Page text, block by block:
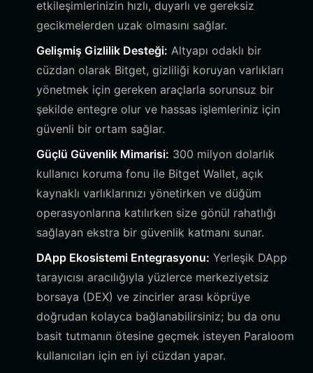
etkileşimlerinizin hızlı, duyarlı ve gereksiz
gecikmelerden uzak olmasını sağlar.
Gelişmiş Gizlilik Desteği: Altyapı odaklı bir
cüzdan olarak Bitget, gizliliği koruyan varlıkları
yönetmek için gereken araçlarla sorunsuz bir
şekilde entegre olur ve hassas işlemleriniz için
güvenli bir ortam sağlar.
Güçlü Güvenlik Mimarisi: 300 milyon dolarlık
kullanıcı koruma fonu ile Bitget Wallet, açık
kaynaklı varlıklarınızı yönetirken ve düğüm
operasyonlarına katılırken size gönül rahatlığı
sağlayan ekstra bir güvenlik katmanı sunar.
DApp Ekosistemi Entegrasyonu: Yerleşik DApp
tarayıcısı aracılığıyla yüzlerce merkeziyetsiz
borsaya (DEX) ve zincirler arası köprüye
doğrudan kolayca bağlanabilirsiniz; bu da onu
basit tutmanın ötesine geçmek isteyen Paraloom
kullanıcıları için en iyi cüzdan yapar.